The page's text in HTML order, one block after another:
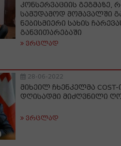
კონსერვაციის გეგმაზე,
სამუდამოდ მომავალში
ნებისმიერი სახის
განვითარებაში
ვრცლად
28-06-2022
მიხეილ ჩხენკელმა
დღისადმი მიძღვნილი
ვრცლად